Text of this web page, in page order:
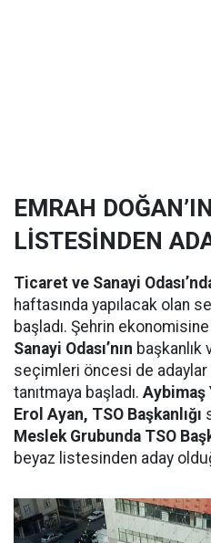
EMRAH
LİSTESİNDEN
Ticaret ve Sanayi
haftasında yapılacak olan
başladı. Şehrin
Sanayi Odası’nın
seçimleri öncesi de adaylar
tanıtmaya başladı. Aybimaş
Erol Ayan, TSO Başkanlığı
Meslek Grubunda TSO
beyaz listesinden aday